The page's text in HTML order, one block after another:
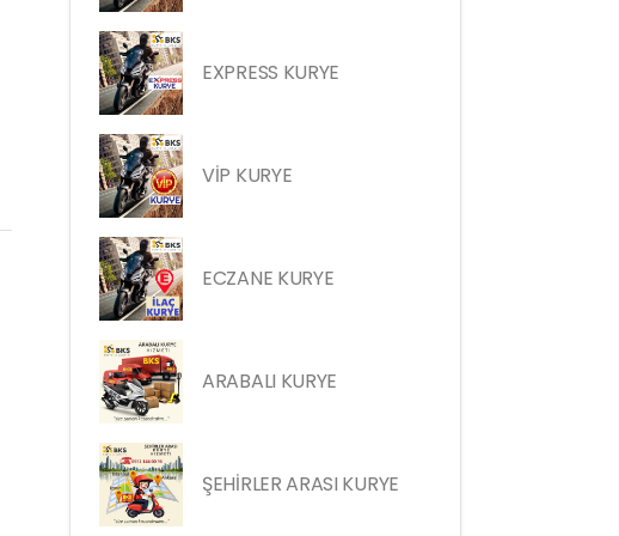
EXPRESS KURYE
VİP KURYE
ECZANE KURYE
ARABALI KURYE
ŞEHİRLER ARASI KURYE